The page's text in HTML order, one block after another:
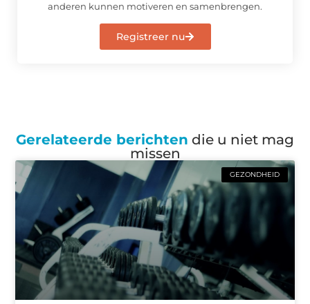
anderen kunnen motiveren en samenbrengen.
Registreer nu
Gerelateerde berichten die u niet mag
missen
GEZONDHEID